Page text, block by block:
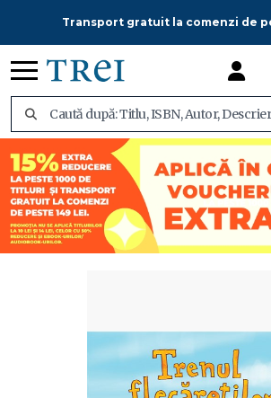
Transport gratuit la comenzi de